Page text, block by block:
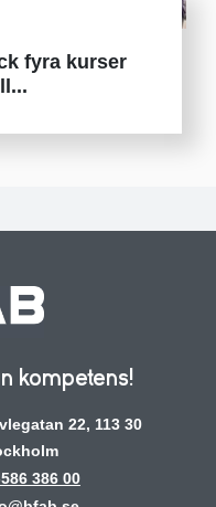
fyra kurser
kompetens!
22, 113 30
386 00